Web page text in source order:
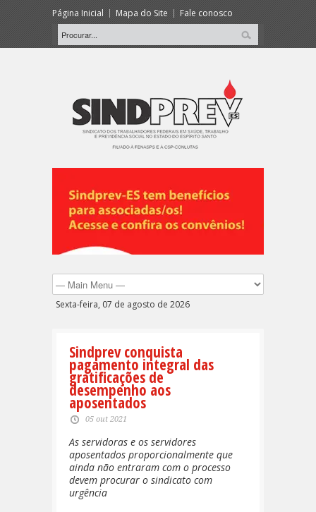
Página Inicial Mapa do Site Fale conosco
Sexta-feira, 07 de agosto de 2026
Sindprev conquista
pagamento integral das
gratificações de
desempenho aos
aposentados
05 out 2021
As servidoras e os servidores
aposentados proporcionalmente que
ainda não entraram com o processo
devem procurar o sindicato com
urgência